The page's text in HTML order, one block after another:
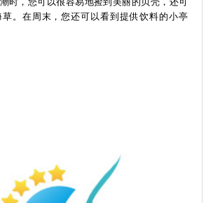
草。在周末，您还可以看到提供饮料的小亭